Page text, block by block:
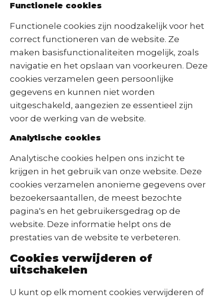
Functionele cookies
Functionele cookies zijn noodzakelijk voor het
correct functioneren van de website. Ze
maken basisfunctionaliteiten mogelijk, zoals
navigatie en het opslaan van voorkeuren. Deze
cookies verzamelen geen persoonlijke
gegevens en kunnen niet worden
uitgeschakeld, aangezien ze essentieel zijn
voor de werking van de website.
Analytische cookies
Analytische cookies helpen ons inzicht te
krijgen in het gebruik van onze website. Deze
cookies verzamelen anonieme gegevens over
bezoekersaantallen, de meest bezochte
pagina's en het gebruikersgedrag op de
website. Deze informatie helpt ons de
prestaties van de website te verbeteren.
Cookies verwijderen of
uitschakelen
U kunt op elk moment cookies verwijderen of